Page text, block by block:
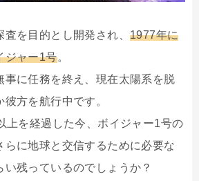
を目的とし開発され、 1977年に
ジャー1号。
事に任務を終え、現在太陽系を脱
方を航行中です。
上を経過した今、ボイジャー1号の
らに地球と交信するために必要な
残っているのでしょうか？